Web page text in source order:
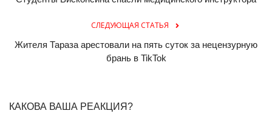
СЛЕДУЮЩАЯ СТАТЬЯ
Жителя Тараза арестовали на пять суток за нецензурную
брань в TikTok
КАКОВА ВАША РЕАКЦИЯ?